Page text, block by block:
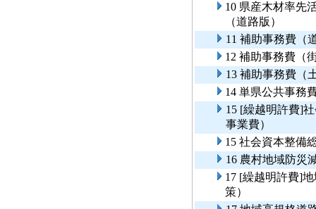
10 県産木材率先
（道路版）
11 補助事務費（
12 補助事務費（
13 補助事務費（
14 単県公共事務
15 [繰越明許費]
事業費）
15 社会資本整備
16 農村地域防災
17 [繰越明許費]
策）